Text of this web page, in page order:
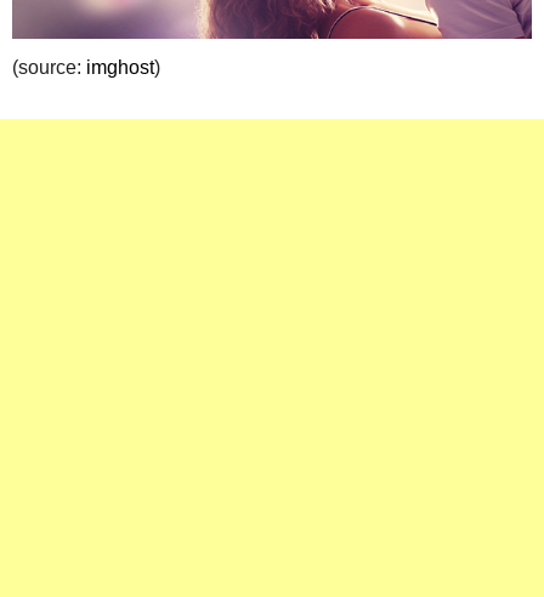
(source: imghost)